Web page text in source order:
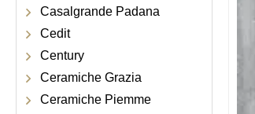
Casalgrande Padana
Cedit
Century
Ceramiche Grazia
Ceramiche Piemme